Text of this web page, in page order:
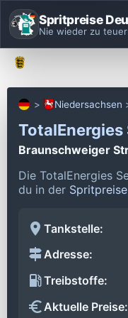
Spritpreise
Nie wieder zu
Niedersachsen
TotalEnergies
Braunschweiger
Die TotalEnergies
du in der
Tankstelle:
Adresse:
Treibstoffe:
Aktuelle Preise: